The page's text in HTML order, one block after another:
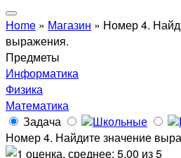
Home » Магазин » Номер 4.
выражения.
Предметы
Информатика
Физика
Математика
Задача
Школьные
Номер 4. Найдите значение